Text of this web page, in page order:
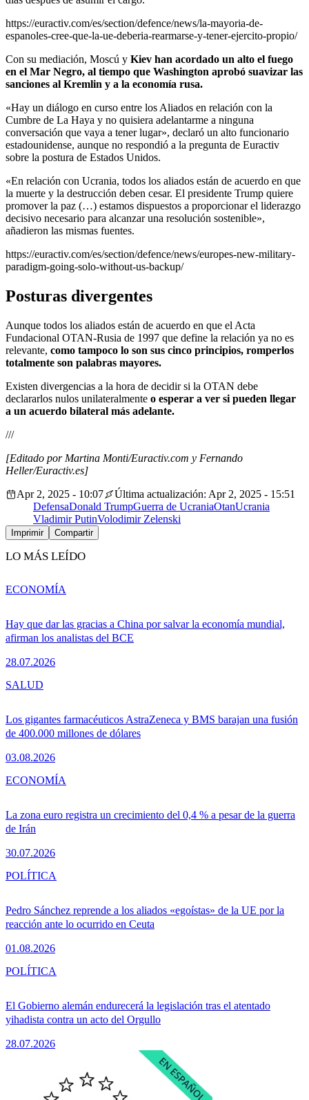
https://euractiv.com/es/section/defence/news/la-mayoria-de-
espanoles-cree-que-la-ue-deberia-rearmarse-y-tener-ejercito-propio/
Con su mediación, Moscú y Kiev han acordado un alto el fuego
en el Mar Negro, al tiempo que Washington aprobó suavizar las
sanciones al Kremlin y a la economía rusa.
«Hay un diálogo en curso entre los Aliados en relación con la
Cumbre de La Haya y no quisiera adelantarme a ninguna
conversación que vaya a tener lugar», declaró un alto funcionario
estadounidense, aunque no respondió a la pregunta de Euractiv
sobre la postura de Estados Unidos.
«En relación con Ucrania, todos los aliados están de acuerdo en que
la muerte y la destrucción deben cesar. El presidente Trump quiere
promover la paz (…) estamos dispuestos a proporcionar el liderazgo
decisivo necesario para alcanzar una resolución sostenible»,
añadieron las mismas fuentes.
https://euractiv.com/es/section/defence/news/europes-new-military-
paradigm-going-solo-without-us-backup/
Posturas divergentes
Aunque todos los aliados están de acuerdo en que el Acta
Fundacional OTAN-Rusia de 1997 que define la relación ya no es
relevante, como tampoco lo son sus cinco principios, romperlos
totalmente son palabras mayores.
Existen divergencias a la hora de decidir si la OTAN debe
declararlos nulos unilateralmente o esperar a ver si pueden llegar
a un acuerdo bilateral más adelante.
///
[Editado por Martina Monti/Euractiv.com y Fernando
Heller/Euractiv.es]
Apr 2, 2025 - 10:07
Última actualización: Apr 2, 2025 - 15:51
DefensaDonald TrumpGuerra de UcraniaOtanUcrania
Vladimir PutinVolodimir Zelenski
Imprimir Compartir
LO MÁS LEÍDO
Hay que dar las gracias a China por salvar la economía mundial,
afirman los analistas del BCE
28.07.2026
ECONOMÍA
Los gigantes farmacéuticos AstraZeneca y BMS barajan una fusión
de 400.000 millones de dólares
03.08.2026
SALUD
La zona euro registra un crecimiento del 0,4 % a pesar de la guerra
de Irán
30.07.2026
ECONOMÍA
Pedro Sánchez reprende a los aliados «egoístas» de la UE por la
reacción ante lo ocurrido en Ceuta
01.08.2026
POLÍTICA
El Gobierno alemán endurecerá la legislación tras el atentado
yihadista contra un acto del Orgullo
28.07.2026
POLÍTICA